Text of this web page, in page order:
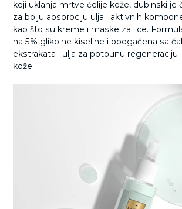
koji uklanja mrtve ćelije kože, dubinski je
za bolju apsorpciju ulja i aktivnih
kao što su kreme i maske za lice.
na 5% glikolne kiseline i obogaćena sa
ekstrakata i ulja za potpunu regeneraciju
kože.